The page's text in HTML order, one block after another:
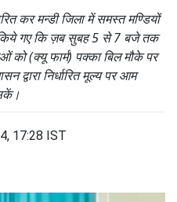
कर मन्डी जिला में समस्त मण्डियों
किये गए कि ज़ब सुबह 5 से 7 बजे तक
को (क्यू फार्म) पक्का बिल मौके पर
द्वारा निर्धारित मूल्य पर आम
17:28 IST